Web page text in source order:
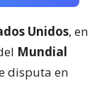
Unidos, en
Mundial
disputa en